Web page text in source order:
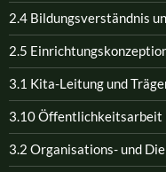
2.4 Bildungsverständnis
2.5
3.1 Kita-Leitung und
3.10 Öffentlichkeitsarbeit
3.2 Organisations- und